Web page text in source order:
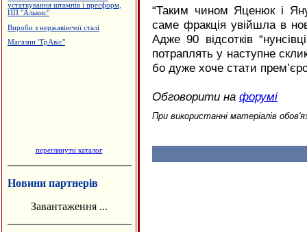
Польоти вихідного дня
агенція "Колібрі"
Меблева фабрика "ТТТ"
переглянути каталог
Новини партнерів
Завантаження ...
“Таким чином Яценюк і
саме фракція увійшла в
Адже 90 відсотків
потраплять у наступне
бо дуже хоче стати
Обговорити на форумі
При використанні матеріалів